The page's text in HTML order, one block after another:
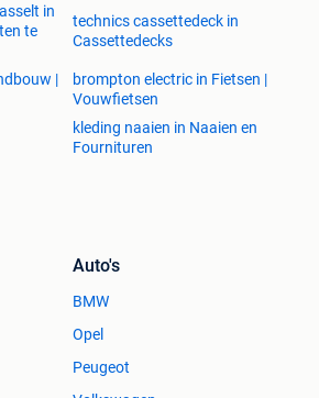
in
te
technics cassettedeck in
Cassettedecks
|
brompton electric in Fietsen |
Vouwfietsen
kleding naaien in Naaien en
Fournituren
Auto's
BMW
Opel
Peugeot